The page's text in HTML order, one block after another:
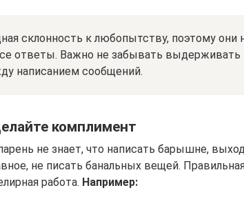
склонность к любопытству, поэтому они
ответы. Важно не забывать выдерживать
написанием сообщений.
комплимент
не знает, что написать барышне,
не писать банальных вещей.
работа. Например: